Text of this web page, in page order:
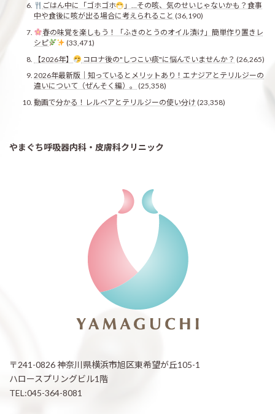
ごはん中に「ゴホゴホ
」…その咳、気のせいじゃないかも？食事
中や食後に咳が出る場合に考えられること (36,190)
春の味覚を楽しもう！「ふきのとうのオイル漬け」簡単作り置きレ
シピ
(33,471)
【2026年】
コロナ後の"しつこい痰"に悩んでいませんか？ (26,265)
2026年最新版｜知っているとメリットあり！エナジアとテリルジーの
違いについて（ぜんそく編）。
(25,358)
動画で分かる！レルベアとテリルジーの使い分け (23,358)
やまぐち呼吸器内科・皮膚科クリニック
〒241-0826 神奈川県横浜市旭区東希望が丘105-1
ハロースプリングビル1階
TEL:045-364-8081